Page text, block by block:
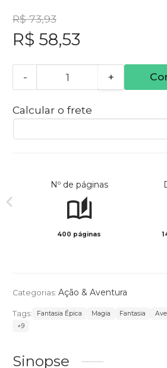
R$ 73,93
R$ 58,53
- +
Calcular o frete
Nº de páginas
400 páginas
Categorias: Ação & Aventura
Tags: Fantasia Épica Magia Fantasia
+9
Sinopse